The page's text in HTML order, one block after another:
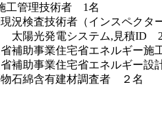
工管理技術者 1名
況検査技術者（インスペクタ
太陽光発電システム,見積ID
省補助事業住宅省エネルギー
省補助事業住宅省エネルギー
石綿含有建材調査者 ２名